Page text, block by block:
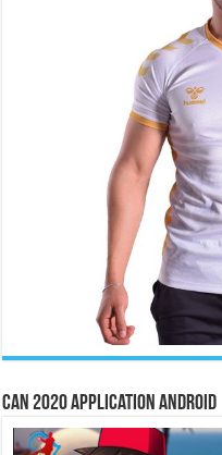
CAN 2020 Application Android